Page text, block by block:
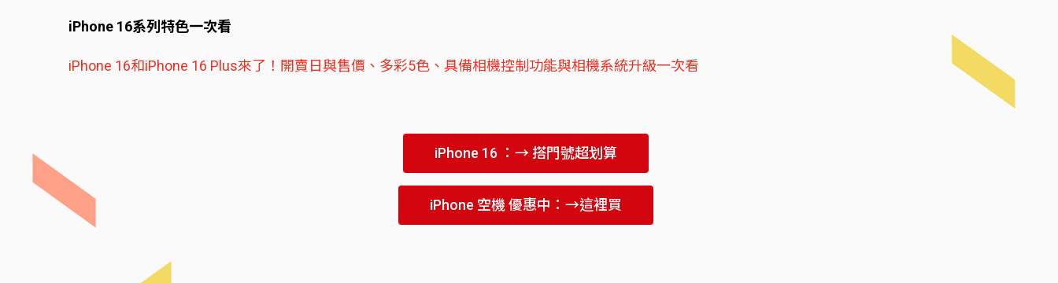
iPhone 16系列特色一次看
iPhone 16和iPhone 16 Plus來了！開賣日與售價、多彩5色、具備相機控制功能與相機系統升級一次看
iPhone 16 ：→ 搭門號超划算
iPhone 空機 優惠中：→這裡買